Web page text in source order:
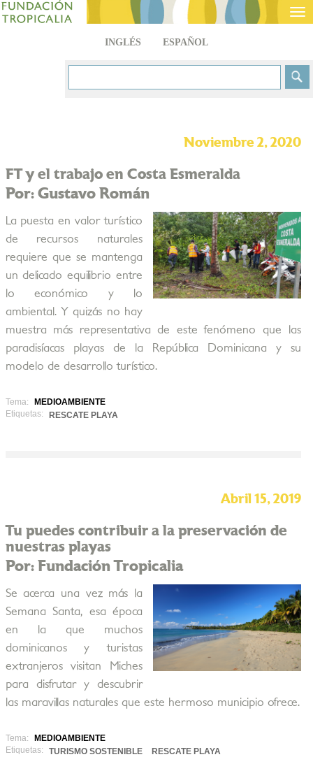
INGLÉS ESPAÑOL
Noviembre 2, 2020
FT y el trabajo en Costa Esmeralda
Por: Gustavo Román
La puesta en valor turístico
de recursos naturales
requiere que se mantenga
un delicado equilibrio entre
lo económico y lo
ambiental. Y quizás no hay
muestra más representativa de este fenómeno que las
paradisíacas playas de la República Dominicana y su
modelo de desarrollo turístico.
Tema:
MEDIOAMBIENTE
Etiquetas:
RESCATE PLAYA
Abril 15, 2019
Tu puedes contribuir a la preservación de
nuestras playas
Por: Fundación Tropicalia
Se acerca una vez más la
Semana Santa, esa época
en la que muchos
dominicanos y turistas
extranjeros visitan Miches
para disfrutar y descubrir
las maravillas naturales que este hermoso municipio ofrece.
Tema:
MEDIOAMBIENTE
Etiquetas:
TURISMO SOSTENIBLE RESCATE PLAYA